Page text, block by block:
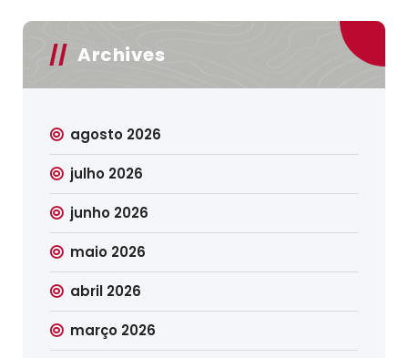
Archives
agosto 2026
julho 2026
junho 2026
maio 2026
abril 2026
março 2026